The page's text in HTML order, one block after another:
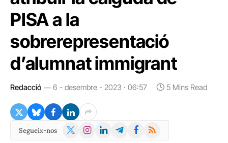
PISA a la
sobrerepresentació
d’alumnat immigrant
Redacció 6 - desembre - 2023 · 06:57 5 Mins Read
Segueix-nos
X
Instagram
LinkedInTelegramFacebook
RSS